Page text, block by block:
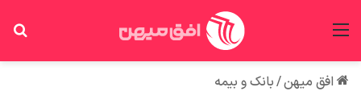
افق میهن/بانک و بیمه